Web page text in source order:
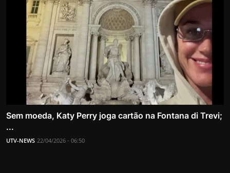
Sem moeda, Katy Perry joga cartão na Fontana di Trevi;
...
UTV-NEWS 22/04/2026 - 06:50